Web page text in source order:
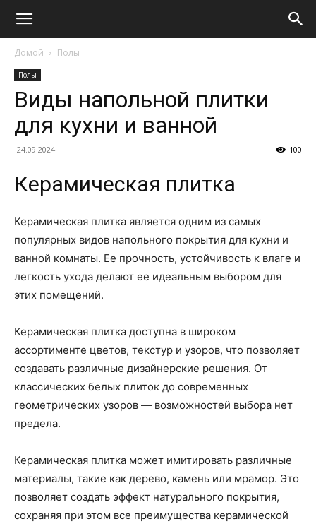
Домой Полы
Полы
Виды напольной плитки
для кухни и ванной
24.09.2024 100
Керамическая плитка
Керамическая плитка является одним из самых
популярных видов напольного покрытия для кухни и
ванной комнаты. Ее прочность, устойчивость к влаге и
легкость ухода делают ее идеальным выбором для
этих помещений.
Керамическая плитка доступна в широком
ассортименте цветов, текстур и узоров, что позволяет
создавать различные дизайнерские решения. От
классических белых плиток до современных
геометрических узоров — возможностей выбора нет
предела.
Керамическая плитка может имитировать различные
материалы, такие как дерево, камень или мрамор. Это
позволяет создать эффект натурального покрытия,
сохраняя при этом все преимущества керамической